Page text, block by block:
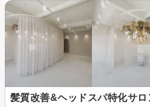
髪質改善&ヘッドスパ特化サ